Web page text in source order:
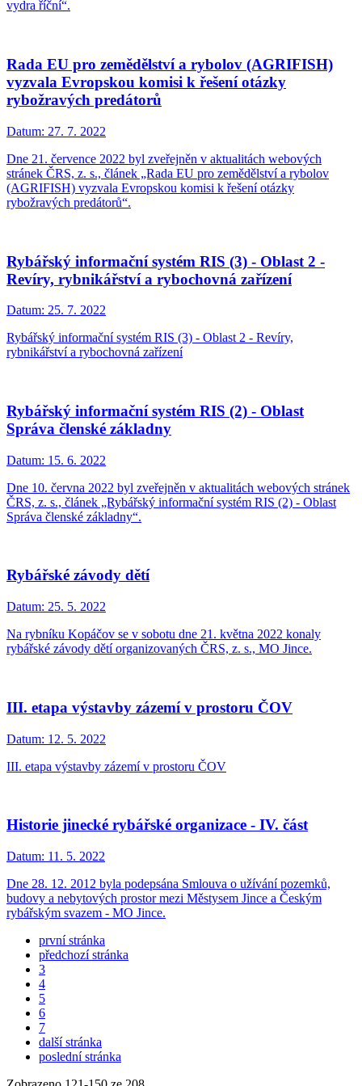
vydra říční“.
Rada EU pro zemědělství a rybolov (AGRIFISH)
vyzvala Evropskou komisi k řešení otázky
rybožravých predátorů
Datum: 27. 7. 2022
Dne 21. července 2022 byl zveřejněn v aktualitách webových
stránek ČRS, z. s., článek „Rada EU pro zemědělství a rybolov
(AGRIFISH) vyzvala Evropskou komisi k řešení otázky
rybožravých predátorů“.
Rybářský informační systém RIS (3) - Oblast 2 -
Revíry, rybnikářství a rybochovná zařízení
Datum: 25. 7. 2022
Rybářský informační systém RIS (3) - Oblast 2 - Revíry,
rybnikářství a rybochovná zařízení
Rybářský informační systém RIS (2) - Oblast
Správa členské základny
Datum: 15. 6. 2022
Dne 10. června 2022 byl zveřejněn v aktualitách webových stránek
ČRS, z. s., článek „Rybářský informační systém RIS (2) - Oblast
Správa členské základny“.
Rybářské závody dětí
Datum: 25. 5. 2022
Na rybníku Kopáčov se v sobotu dne 21. května 2022 konaly
rybářské závody dětí organizovaných ČRS, z. s., MO Jince.
III. etapa výstavby zázemí v prostoru ČOV
Datum: 12. 5. 2022
III. etapa výstavby zázemí v prostoru ČOV
Historie jinecké rybářské organizace - IV. část
Datum: 11. 5. 2022
Dne 28. 12. 2012 byla podepsána Smlouva o užívání pozemků,
budovy a nebytových prostor mezi Městysem Jince a Českým
rybářským svazem - MO Jince.
první stránka
předchozí stránka
3
4
5
6
7
další stránka
poslední stránka